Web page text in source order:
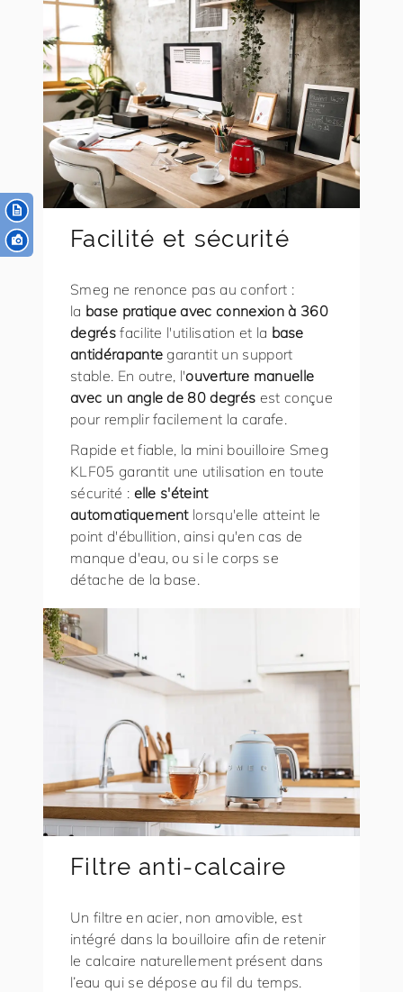
Facilité et sécurité
Smeg ne renonce pas au confort :
la base pratique avec connexion à 360
degrésfacilite l'utilisation et la base
antidérapante garantit un support
stable. En outre, l'ouverture manuelle
avec un angle de 80 degrés est conçue
pour remplir facilement la carafe.
Rapide et fiable, la mini bouilloire Smeg
KLF05 garantit une utilisation en toute
sécurité : elle s'éteint
automatiquement lorsqu'elle atteint le
point d'ébullition, ainsi qu'en cas de
manque d'eau, ou si le corps se
détache de la base.
Filtre anti-calcaire
Un filtre en acier, non amovible, est
intégré dans la bouilloire afin de retenir
le calcaire naturellement présent dans
l’eau qui se dépose au fil du temps.